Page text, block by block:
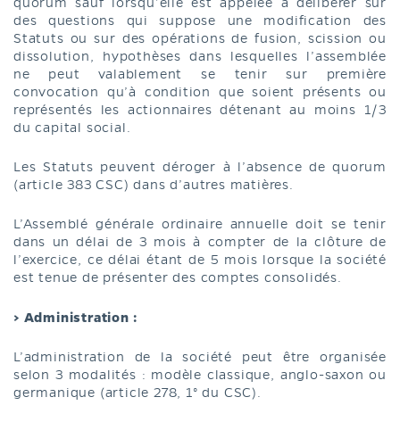
des questions qui suppose une modification des
Statuts ou sur des opérations de fusion, scission ou
dissolution, hypothèses dans lesquelles l’assemblée
ne peut valablement se tenir sur première
convocation qu’à condition que soient présents ou
représentés les actionnaires détenant au moins 1/3
du capital social.
Les Statuts peuvent déroger à l’absence de quorum
(article 383 CSC) dans d’autres matières.
L’Assemblé générale ordinaire annuelle doit se tenir
dans un délai de 3 mois à compter de la clôture de
l’exercice, ce délai étant de 5 mois lorsque la société
est tenue de présenter des comptes consolidés.
> Administration :
L’administration de la société peut être organisée
selon 3 modalités : modèle classique, anglo-saxon ou
germanique (article 278, 1° du CSC).